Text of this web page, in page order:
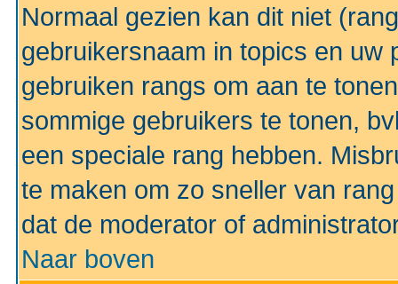
Normaal gezien kan dit niet
gebruikersnaam in topics en uw
gebruiken rangs om aan te
sommige gebruikers te tonen,
een speciale rang hebben.
te maken om zo sneller van
dat de moderator of
Naar boven